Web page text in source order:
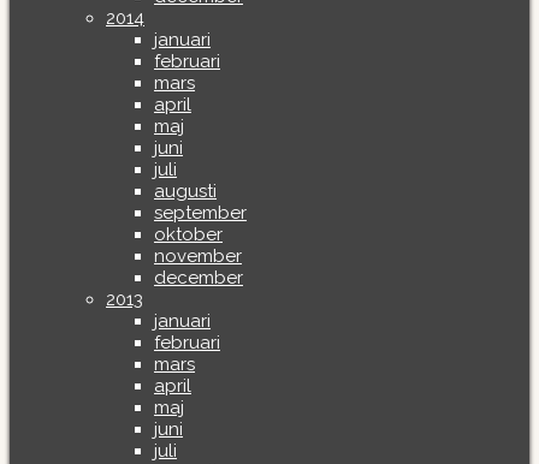
2014
januari
februari
mars
april
maj
juni
juli
augusti
september
oktober
november
december
2013
januari
februari
mars
april
maj
juni
juli